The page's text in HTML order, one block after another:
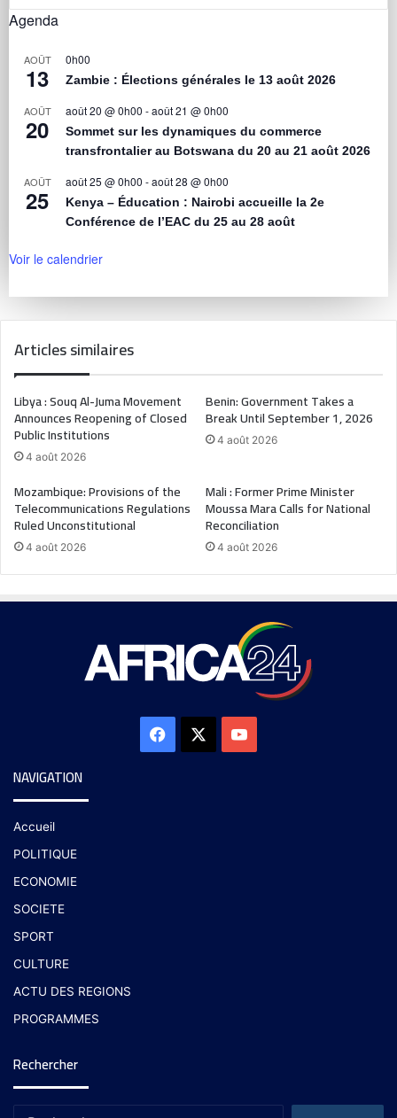
Agenda
AOÛT
13
0h00
Zambie : Élections générales le 13 août 2026
AOÛT
20
août 20 @ 0h00 -août 21 @ 0h00
Sommet sur les dynamiques du commerce
transfrontalier au Botswana du 20 au 21 août 2026
AOÛT
25
août 25 @ 0h00 -août 28 @ 0h00
Kenya – Éducation : Nairobi accueille la 2e
Conférence de l’EAC du 25 au 28 août
Voir le calendrier
Articles similaires
Libya : Souq Al-Juma Movement
Announces Reopening of Closed
Public Institutions
4 août 2026
Benin: Government Takes a
Break Until September 1, 2026
4 août 2026
Mozambique: Provisions of the
Telecommunications Regulations
Ruled Unconstitutional
4 août 2026
Mali : Former Prime Minister
Moussa Mara Calls for National
Reconciliation
4 août 2026
NAVIGATION
Accueil
POLITIQUE
ECONOMIE
SOCIETE
SPORT
CULTURE
ACTU DES REGIONS
PROGRAMMES
Rechercher